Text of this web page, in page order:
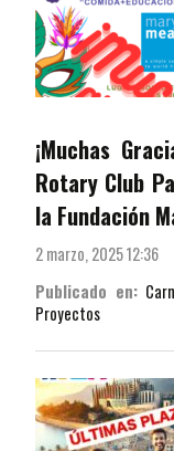
¡Muchas
Rotary Club
la Fundación
2 marzo, 2025 12:36
Publicado en:
Proyectos